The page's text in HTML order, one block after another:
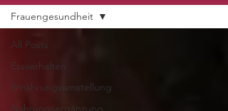
All Posts
Essverhalten
Ernährungsumstellung
Nahrungsergänzung
Frauengesundheit